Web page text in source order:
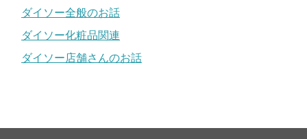
ダイソー全般のお話
ダイソー化粧品関連
ダイソー店舗さんのお話